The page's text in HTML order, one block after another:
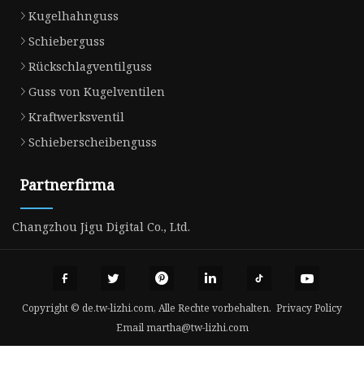
Kugelhahnguss
Schieberguss
Rückschlagventilguss
Guss von Kugelventilen
Kraftwerksventil
Schieberscheibenguss
Partnerfirma
Changzhou Jigu Digital Co., Ltd.
Copyright © de.tw-lizhi.com, Alle Rechte vorbehalten. Privacy Policy
Emailmartha@tw-lizhi.com